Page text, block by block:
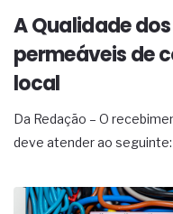
A Qualidade
permeáveis de
local
Da Redação – O
deve atender ao